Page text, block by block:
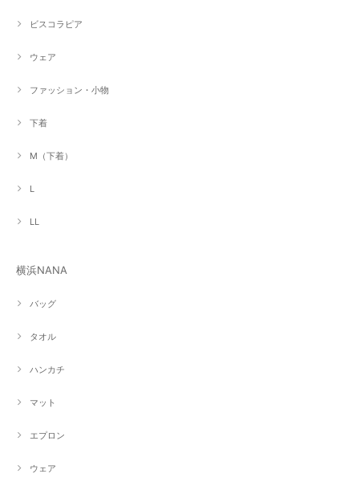
ビスコラピア
ウェア
ファッション・小物
下着
M（下着）
L
LL
横浜NANA
バッグ
タオル
ハンカチ
マット
エプロン
ウェア